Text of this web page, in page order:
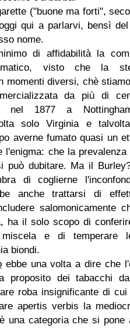
("buone ma forti",
qui a parlarvi, bensì
nome.
di affidabilità la
visto che la
momenti diversi, chè
da più di
nel 1877 a
solo Virginia e
averne fumato quasi un
l'enigma: che la
può dubitare. Ma il
di coglierne
anche trattarsi di
salomonicamente
ha il solo scopo di
e di temperare
biondi.
ebbe una volta a dire che
proposito dei tabacchi
roba insignificante di
apertis verbis la
una categoria che si pone